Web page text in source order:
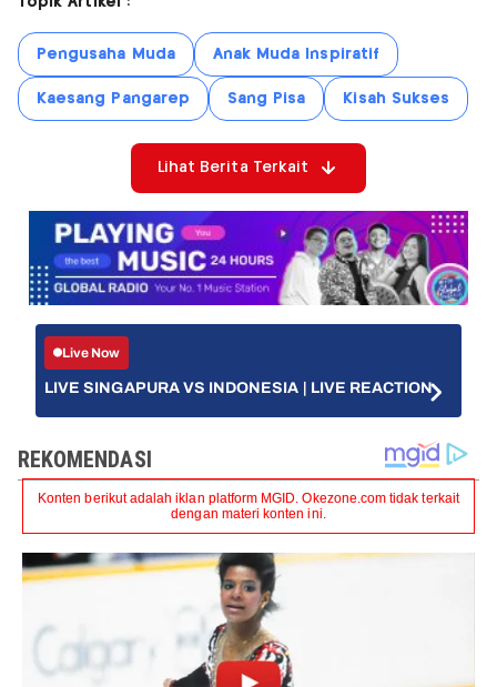
Pengusaha Muda Anak Muda Inspiratif
Kaesang Pangarep Sang Pisa Kisah Sukses
Lihat Berita Terkait
Live Now
LIVE SINGAPURA VS INDONESIA | LIVE REACTION